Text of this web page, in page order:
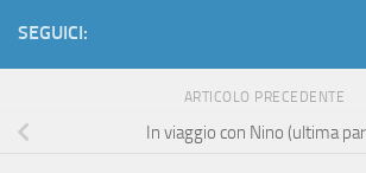
SEGUICI:
ARTICOLO PRECEDENTE
In viaggio con Nino (ultima